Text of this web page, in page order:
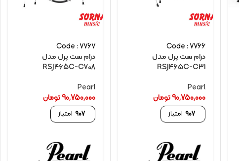
Code : 7766
درام ست پرل مدل
RSJ465C-C31
Pearl
90,750,000تومان
907 امتیاز
Code : 7767
درام ست پرل مدل
RSJ465C-C708
Pearl
90,750,000تومان
907 امتیاز